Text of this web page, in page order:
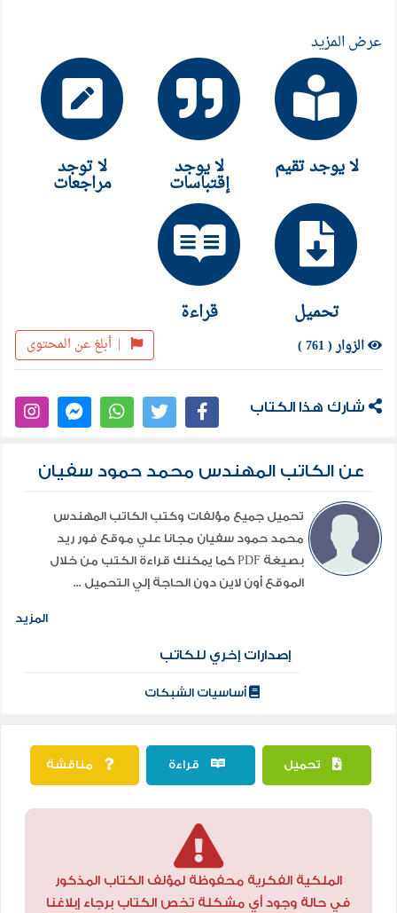
عرض المزيد
لا يوجد تقيم لا يوجد
إقتباسات
لا توجد
مراجعات
تحميل قراءة
| أبلغ عن المحتوى الزوار ( 761 )
شارك هذا الكتاب
عن الكاتب المهندس محمد حمود سفيان
تحميل جميع مؤلفات وكتب الكاتب المهندس
محمد حمود سفيان مجانا علي موقع فور ريد
بصيغة PDF كما يمكنك قراءة الكتب من خلال
الموقع أون لاين دون الحاجة إلي التحميل ...
المزيد
إصدارات إخري للكاتب
أساسيات الشبكات
تحميل قراءة مناقشة
الملكية الفكرية محفوظة لمؤلف الكتاب المذكور
في حالة وجود أي مشكلة تخص الكتاب برجاء إبلاغنا